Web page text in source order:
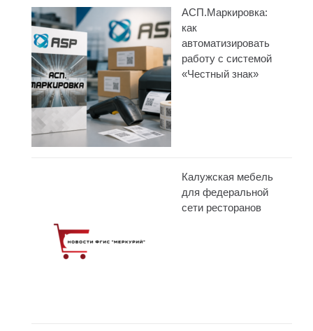
АСП.Маркировка:
как
автоматизировать
работу с системой
«Честный знак»
Калужская мебель
для федеральной
сети ресторанов